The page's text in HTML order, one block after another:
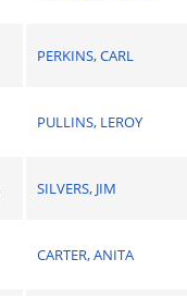
PERKINS, CARL
PULLINS, LEROY
SILVERS, JIM
CARTER, ANITA